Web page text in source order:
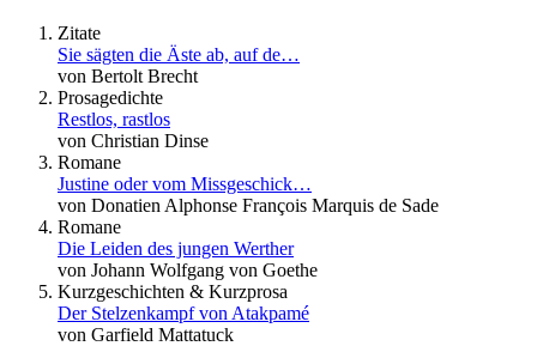
Zitate
Sie sägten die Äste ab, auf de…
von Bertolt Brecht
Prosagedichte
Restlos, rastlos
von Christian Dinse
Romane
Justine oder vom Missgeschick…
von Donatien Alphonse François Marquis de Sade
Romane
Die Leiden des jungen Werther
von Johann Wolfgang von Goethe
Kurzgeschichten & Kurzprosa
Der Stelzenkampf von Atakpamé
von Garfield Mattatuck